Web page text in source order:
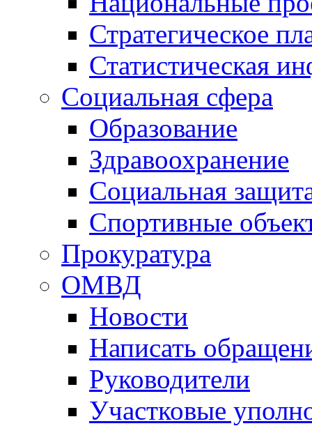
Стратегическое
Статистическая
Социальная сфера
Образование
Здравоохранение
Социальная
Спортивные
Прокуратура
ОМВД
Новости
Написать
Руководители
Участковые